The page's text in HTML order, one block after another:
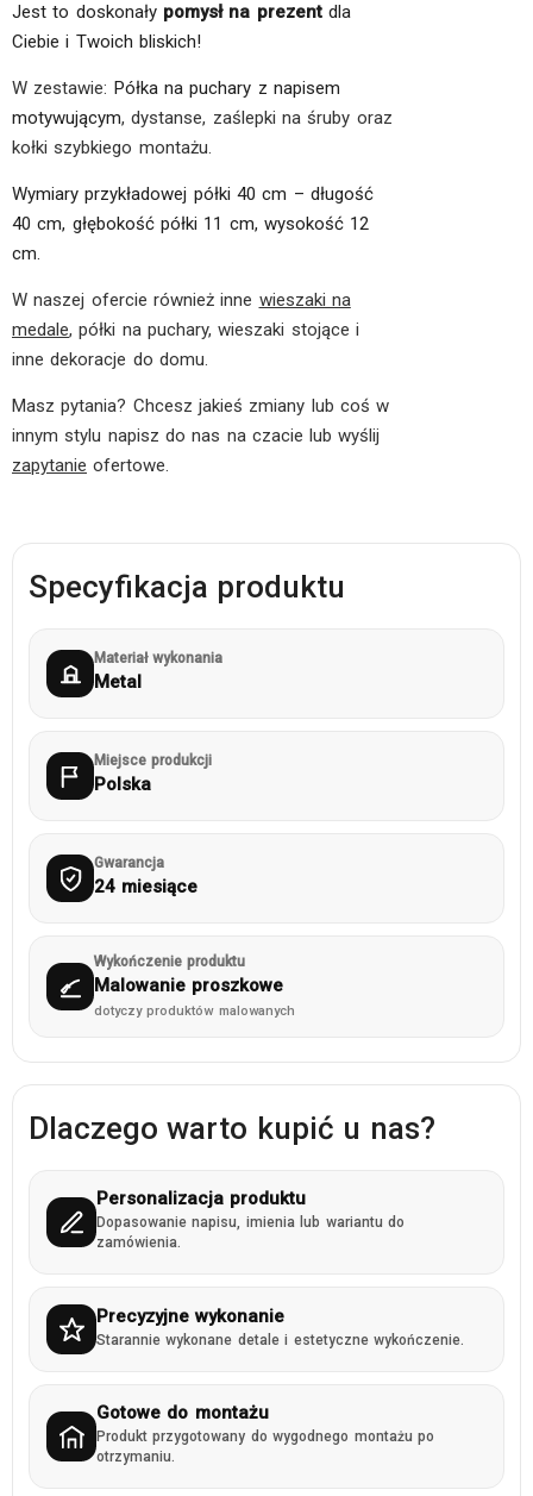
Jest to doskonały pomysł na prezentdla
Ciebie i Twoich bliskich!
W zestawie: Półka na puchary z napisem
motywującym, dystanse, zaślepki na śruby oraz
kołki szybkiego montażu.
Wymiary przykładowej półki 40 cm – długość
40 cm, głębokość półki 11 cm, wysokość 12
cm.
W naszej ofercie również inne wieszaki na
medale, półki na puchary, wieszaki stojące i
inne dekoracje do domu.
Masz pytania? Chcesz jakieś zmiany lub coś w
innym stylu napisz do nas na czacie lub wyślij
zapytanie ofertowe.
Specyfikacja produktu
Materiał wykonania
Metal
Miejsce produkcji
Polska
Gwarancja
24 miesiące
Wykończenie produktu
Malowanie proszkowe
dotyczy produktów malowanych
Dlaczego warto kupić u nas?
Personalizacja produktu
Dopasowanie napisu, imienia lub wariantu do
zamówienia.
Precyzyjne wykonanie
Starannie wykonane detale i estetyczne wykończenie.
Gotowe do montażu
Produkt przygotowany do wygodnego montażu po
otrzymaniu.